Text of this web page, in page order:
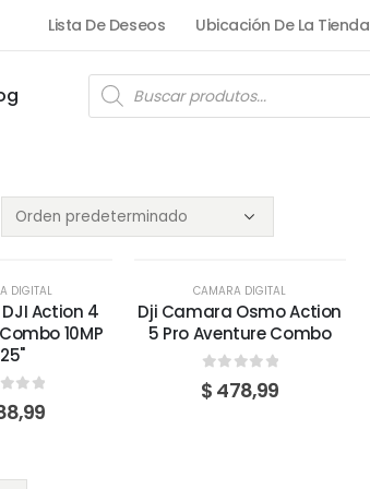
Lista De Deseos Ubicación De La Tienda
DIGITAL
Action 4
10MP
of 5
CAMARA DIGITAL
Dji Camara Osmo Action
5 Pro Aventure Combo
0 out of 5
$ 478,99